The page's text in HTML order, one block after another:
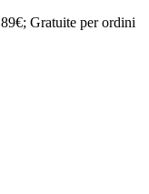
89€; Gratuite perordini